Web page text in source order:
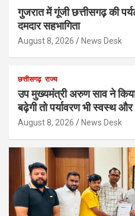
गुजरात में गूंजी छत्तीसगढ़ की
दमदार सहभागिता
August 8, 2026 News Desk
छत्तीसगढ़ राज्य
उप मुख्यमंत्री अरुण साव ने किया
बढ़ेगी तो पर्यावरण भी स्वस्थ
August 8, 2026 News Desk